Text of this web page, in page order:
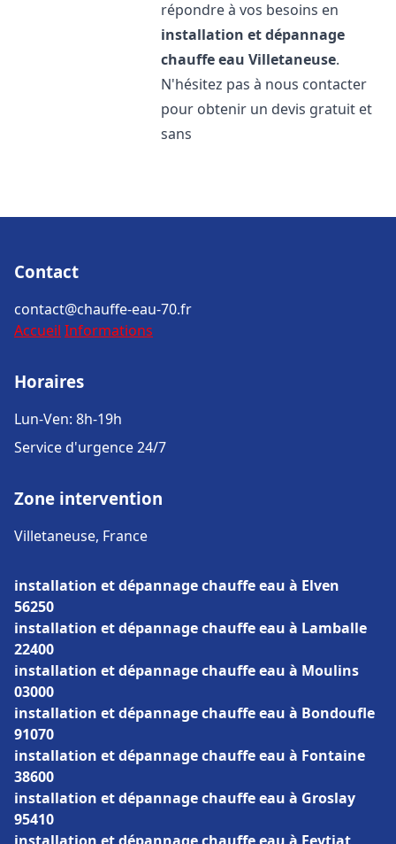
répondre à vos besoins en
installation et dépannage
chauffe eau Villetaneuse.
N'hésitez pas à nous contacter
pour obtenir un devis gratuit et
sans
Contact
contact@chauffe-eau-70.fr
Accueil Informations
Horaires
Lun-Ven: 8h-19h
Service d'urgence 24/7
Zone intervention
Villetaneuse, France
installation et dépannage chauffe eau à Elven
56250
installation et dépannage chauffe eau à Lamballe
22400
installation et dépannage chauffe eau à Moulins
03000
installation et dépannage chauffe eau à Bondoufle
91070
installation et dépannage chauffe eau à Fontaine
38600
installation et dépannage chauffe eau à Groslay
95410